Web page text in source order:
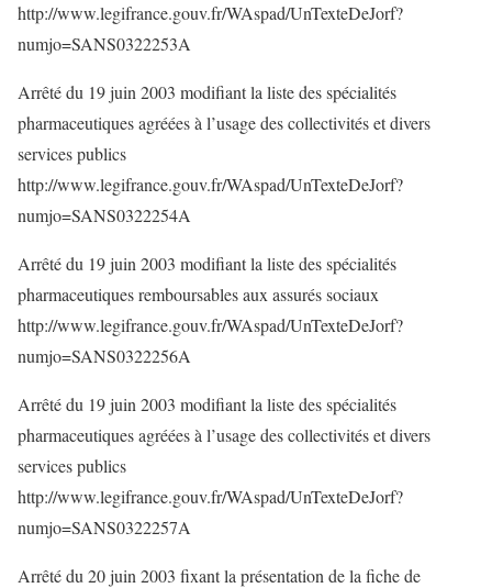
http://www.legifrance.gouv.fr/WAspad/UnTexteDeJorf?
numjo=SANS0322253A
Arrêté du 19 juin 2003 modifiant la liste des spécialités
pharmaceutiques agréées à l’usage des collectivités et divers
services publics
http://www.legifrance.gouv.fr/WAspad/UnTexteDeJorf?
numjo=SANS0322254A
Arrêté du 19 juin 2003 modifiant la liste des spécialités
pharmaceutiques remboursables aux assurés sociaux
http://www.legifrance.gouv.fr/WAspad/UnTexteDeJorf?
numjo=SANS0322256A
Arrêté du 19 juin 2003 modifiant la liste des spécialités
pharmaceutiques agréées à l’usage des collectivités et divers
services publics
http://www.legifrance.gouv.fr/WAspad/UnTexteDeJorf?
numjo=SANS0322257A
Arrêté du 20 juin 2003 fixant la présentation de la fiche de